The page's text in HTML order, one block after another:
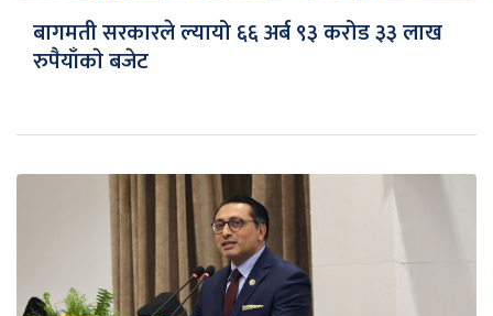
बागमती सरकारले ल्यायो ६६ अर्ब ९३ करोड ३३ लाख
रुपैयाँकाे बजेट